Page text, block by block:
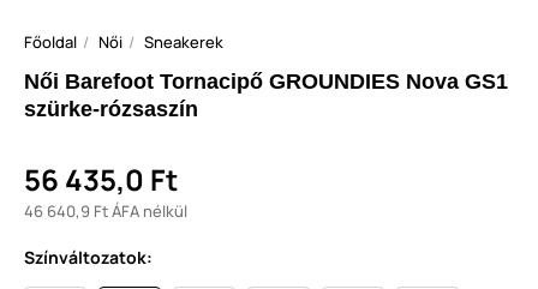
Főoldal Női Sneakerek
Női Barefoot Tornacipő GROUNDIES Nova GS1
szürke-rózsaszín
56 435,0 Ft
46 640,9 Ft ÁFA nélkül
Színváltozatok: